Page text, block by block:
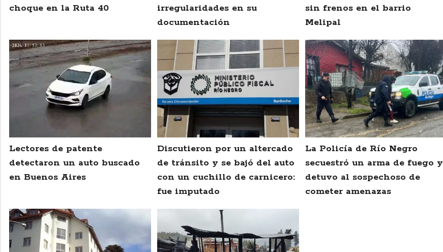
choque en la Ruta 40
irregularidades en su
documentación
sin frenos en el barrio
Melipal
Lectores de patente
detectaron un auto buscado
en Buenos Aires
Discutieron por un altercado
de tránsito y se bajó del auto
con un cuchillo de carnicero:
fue imputado
La Policía de Río Negro
secuestró un arma de fuego y
detuvo al sospechoso de
cometer amenazas